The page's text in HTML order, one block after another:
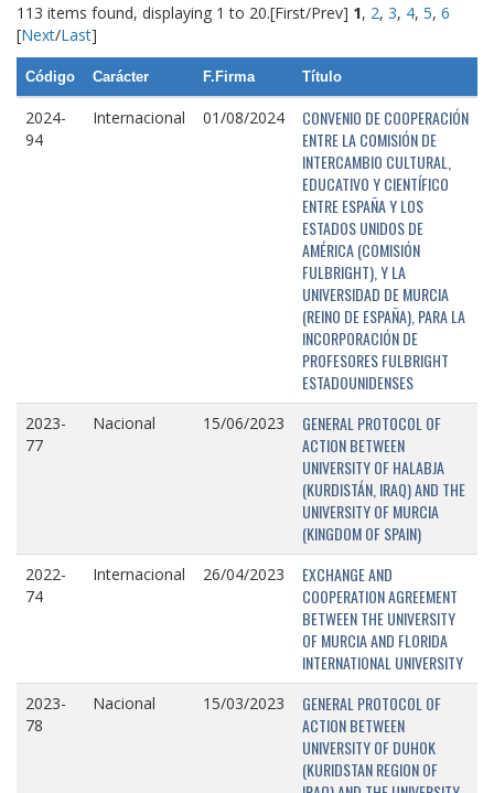
113 items found, displaying 1 to 20.[First/Prev] 1, 2, 3, 4, 5, 6
[Next/Last]
Código Carácter F.Firma Título
2024-
94
Internacional 01/08/2024
CONVENIO DE COOPERACIÓN
ENTRE LA COMISIÓN DE
INTERCAMBIO CULTURAL,
EDUCATIVO Y CIENTÍFICO
ENTRE ESPAÑA Y LOS
ESTADOS UNIDOS DE
AMÉRICA (COMISIÓN
FULBRIGHT), Y LA
UNIVERSIDAD DE MURCIA
(REINO DE ESPAÑA), PARA LA
INCORPORACIÓN DE
PROFESORES FULBRIGHT
ESTADOUNIDENSES
2023-
77
Nacional 15/06/2023
GENERAL PROTOCOL OF
ACTION BETWEEN
UNIVERSITY OF HALABJA
(KURDISTÁN, IRAQ) AND THE
UNIVERSITY OF MURCIA
(KINGDOM OF SPAIN)
2022-
74
Internacional 26/04/2023
EXCHANGE AND
COOPERATION AGREEMENT
BETWEEN THE UNIVERSITY
OF MURCIA AND FLORIDA
INTERNATIONAL UNIVERSITY
2023-
78
Nacional 15/03/2023
GENERAL PROTOCOL OF
ACTION BETWEEN
UNIVERSITY OF DUHOK
(KURIDSTAN REGION OF